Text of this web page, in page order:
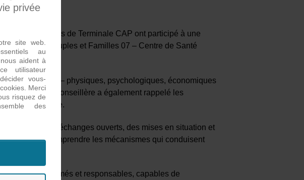
les élèves de Terminale CAP ont participé à une
Couples et Familles 07 – Centre de Santé
de violences — physiques, psychologiques, économiques
à risque. La Conseillère a également rappelé les
de l’aide.
à travers des échanges ouverts, des mises en situation et
et mieux comprendre les mécanismes qui conduisent
citoyens informés et responsables, capables de
privée
site web.
au
aident à
utilisateur
vous-
Merci
risquez de
des